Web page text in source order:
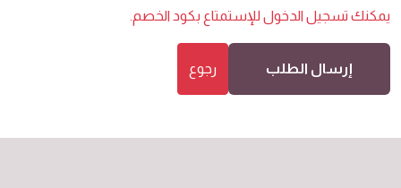
يمكنك تسجيل الدخول للإستمتاع بكود الخصم.
إرسال الطلب رجوع